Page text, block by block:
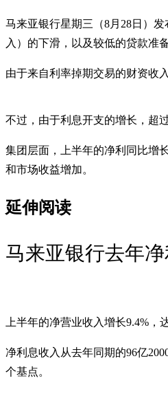
马来亚银行星期三（8月28日）
入）的下滑，以及较低的贷款准
由于来自利率掉期交易的财资收
不过，由于利息开支的增长，超
集团层面，上半年的净利同比增
和市场收益增加。
延伸阅读
马来亚银行去年
上半年的净营业收入增长9.4%，
净利息收入从去年同期的96亿
个基点。